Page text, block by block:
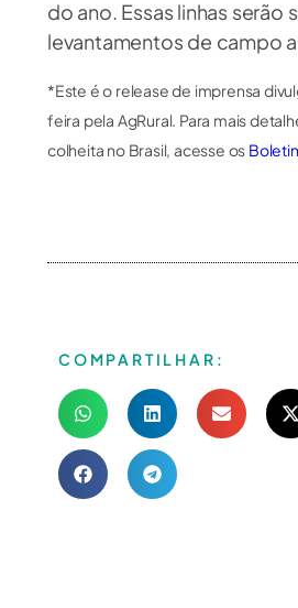
do ano. Essas linhas serão
levantamentos de campo
*Este é o release de imprensa
feira pela AgRural. Para mais
colheita no Brasil, acesse os
COMPARTILHAR: